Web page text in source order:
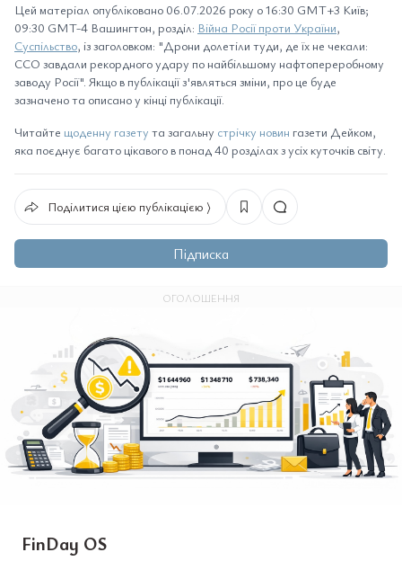
Цей матеріал опубліковано 06.07.2026 року о 16:30 GMT+3 Київ;
09:30 GMT-4 Вашингтон, розділ: Війна Росії проти України,
Суспільство, із заголовком: "Дрони долетіли туди, де їх не чекали:
ССО завдали рекордного удару по найбільшому нафтопереробному
заводу Росії". Якщо в публікації з'являться зміни, про це буде
зазначено та описано у кінці публікації.
Читайте щоденну газету та загальну стрічку новин газети Дейком,
яка поєднує багато цікавого в понад 40 розділах з усіх куточків світу.
Поділитися цією публікацією ⟩
Підписка
ОГОЛОШЕННЯ
FinDay OS